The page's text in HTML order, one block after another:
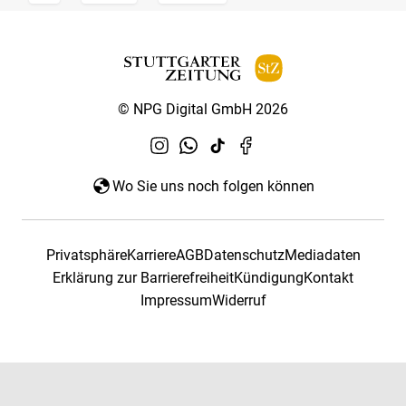
© NPG Digital GmbH 2026
Wo Sie uns noch folgen können
PrivatsphäreKarriereAGBDatenschutzMediadaten
Erklärung zur BarrierefreiheitKündigungKontakt
ImpressumWiderruf